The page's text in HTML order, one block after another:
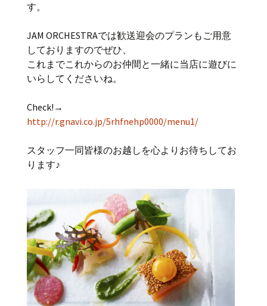
す。
JAM ORCHESTRAでは歓送迎会のプランもご用意
しておりますのでぜひ、
これまでこれからのお仲間と一緒に当店に遊びに
いらしてくださいね。
Check!→
http://r.gnavi.co.jp/5rhfnehp0000/menu1/
スタッフ一同皆様のお越しを心よりお待ちしてお
ります♪